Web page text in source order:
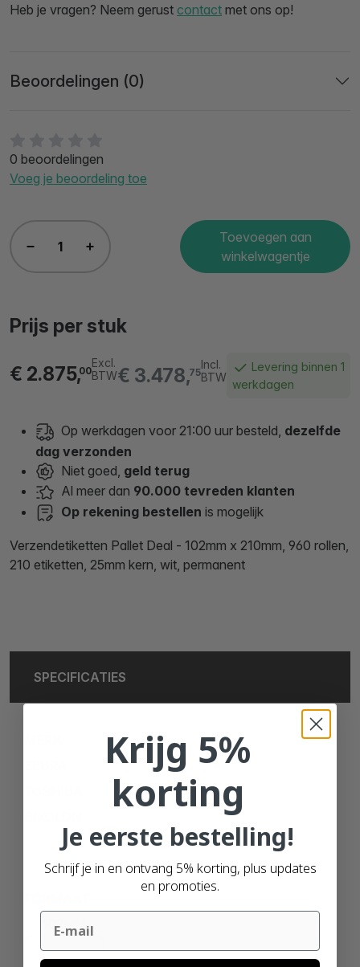
0 beoordelingen
Voeg je beoordeling toe
Toevoegen aan
winkelwagentje
Prijs per stuk
€ 3.478,75
Incl.
BTW
€ 2.875,00
Excl.
BTW
Levering binnen 1
werkdagen
Op werkdagen voor 21:00 uur besteld, dezelfde
dag verzonden
Niet goed, geld terug
Al meer dan 90.000 tevreden klanten
Op rekening bestellen is mogelijk
Verzendetiketten Pallet Deal - 102mm x 210mm, 960 rollen,
210 etiketten, 25mm kern, wit, permanent
Heb je vragen? Neem gerust contact met ons op!
Beoordelingen (0)
SPECIFICATIES
102MM
Krijg 5%
korting
Je eerste bestelling!
Schrijf je in en ontvang 5% korting, plus updates
en promoties.
Email